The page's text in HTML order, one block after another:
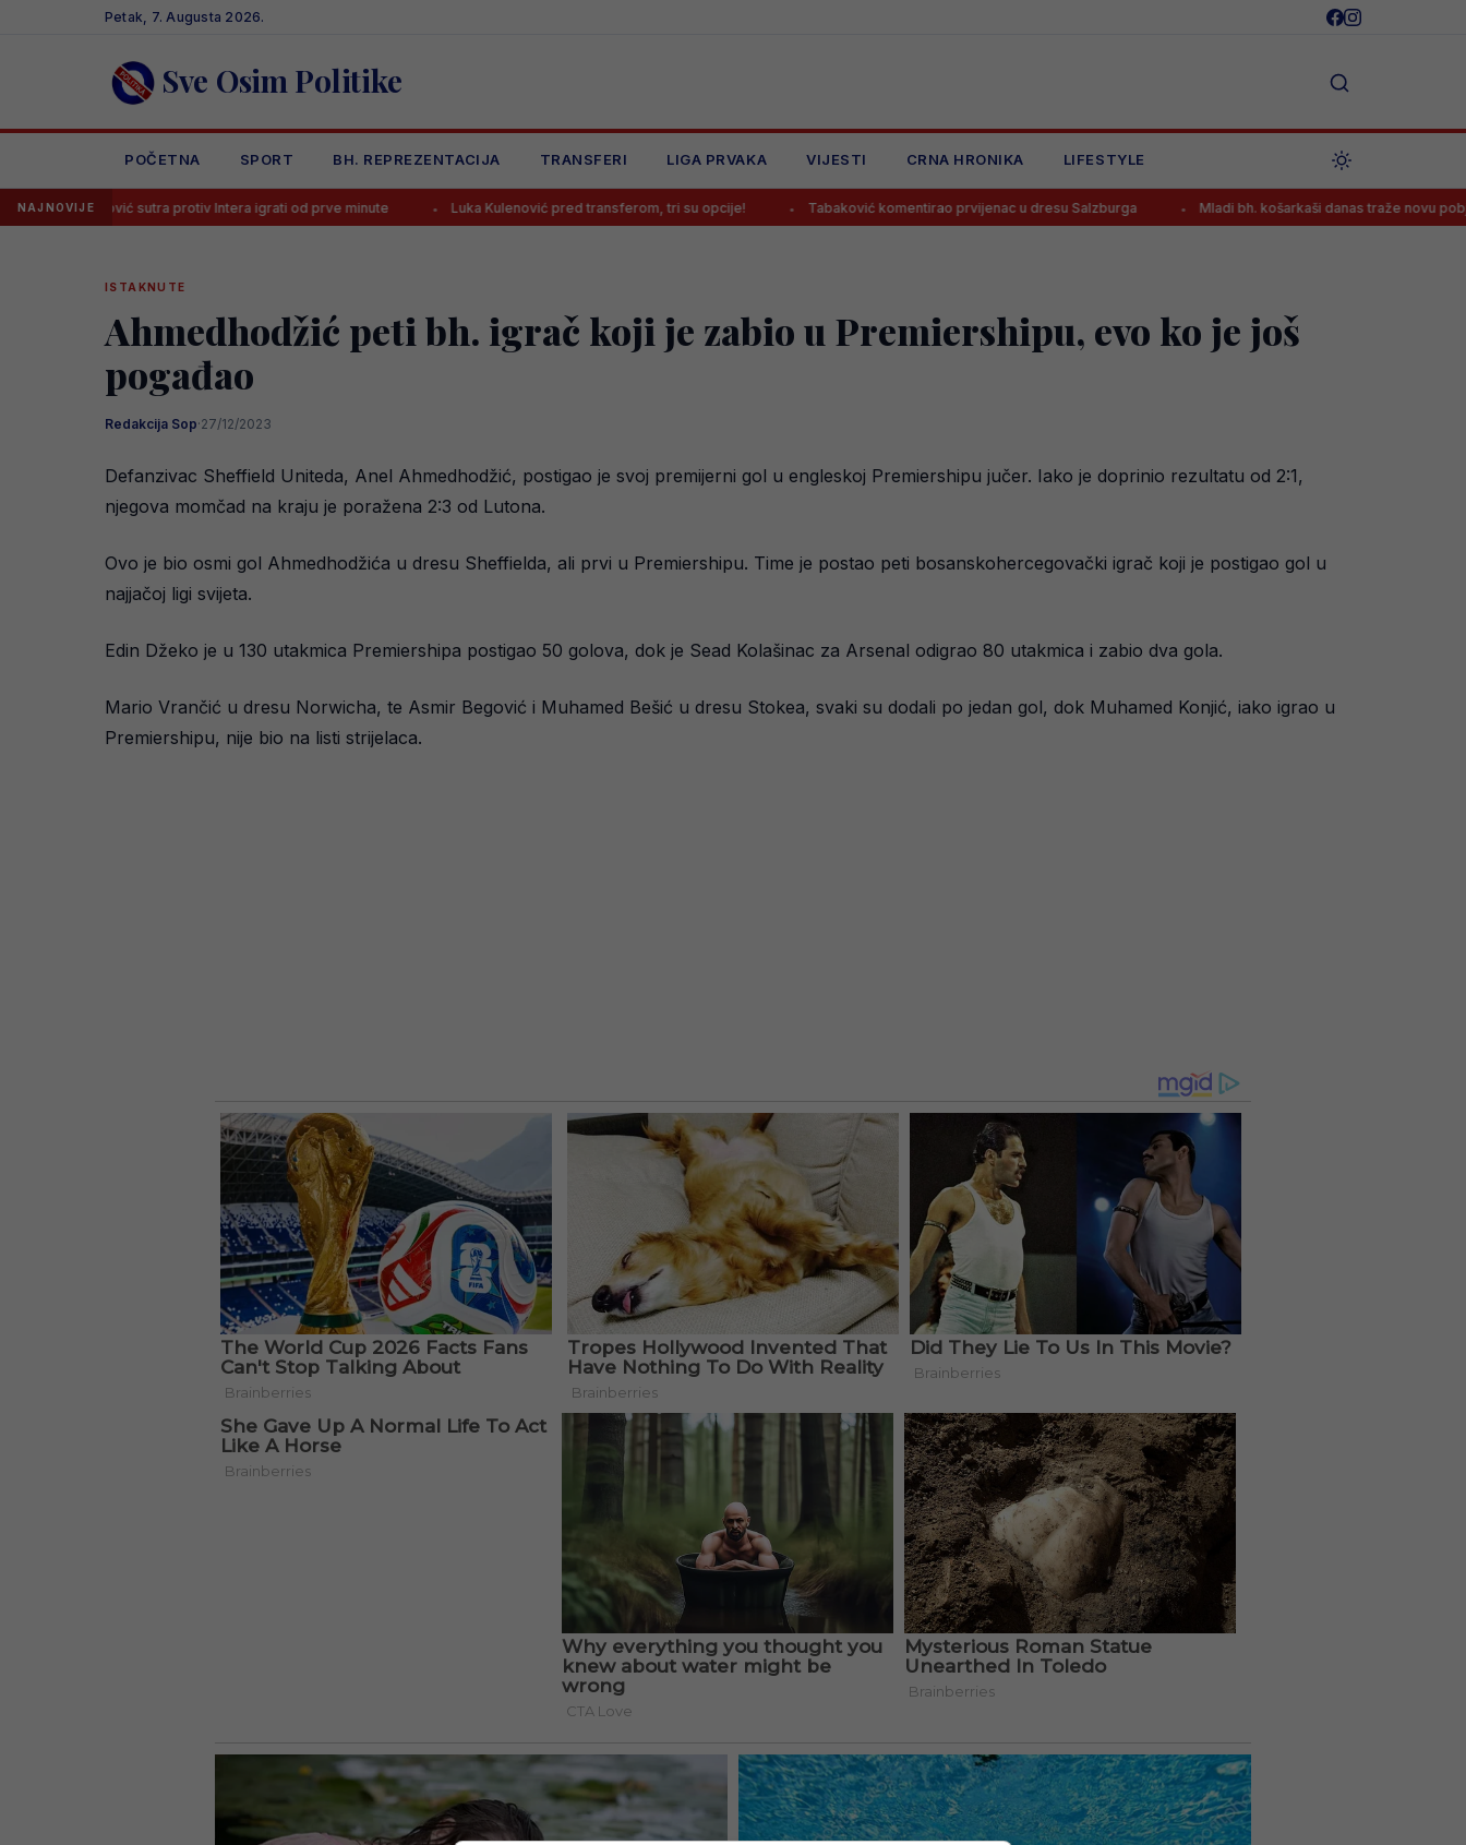
Petak, 7. Augusta 2026.
Sve Osim Politike
POČETNA SPORT BH. REPREZENTACIJA TRANSFERI LIGA PRVAKA VIJESTI CRNA HRONIKA LIFESTYLE
NAJNOVIJE
sutra protiv Intera igrati od prve minute Luka Kulenović pred transferom, tri su opcije! Tabaković komentirao prvijenac u dresu Salzburga Mladi bh. košarkaši danas traže novu pobjedu na
ISTAKNUTE
Ahmedhodžić peti bh. igrač koji je zabio u Premiershipu, evo ko je još
pogađao
Redakcija Sop·27/12/2023
Defanzivac Sheffield Uniteda, Anel Ahmedhodžić, postigao je svoj premijerni gol u engleskoj Premiershipu jučer. Iako je doprinio rezultatu od 2:1,
njegova momčad na kraju je poražena 2:3 od Lutona.
Ovo je bio osmi gol Ahmedhodžića u dresu Sheffielda, ali prvi u Premiershipu. Time je postao peti bosanskohercegovački igrač koji je postigao gol u
najjačoj ligi svijeta.
Edin Džeko je u 130 utakmica Premiershipa postigao 50 golova, dok je Sead Kolašinac za Arsenal odigrao 80 utakmica i zabio dva gola.
Mario Vrančić u dresu Norwicha, te Asmir Begović i Muhamed Bešić u dresu Stokea, svaki su dodali po jedan gol, dok Muhamed Konjić, iako igrao u
Premiershipu, nije bio na listi strijelaca.